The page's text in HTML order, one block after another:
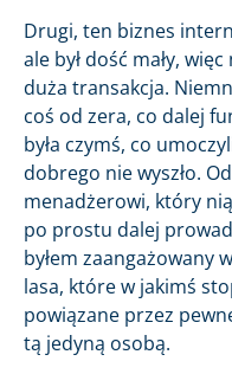
Drugi, ten biznes
ale był dość mały,
duża transakcja.
coś od zera, co dalej
była czymś, co
dobrego nie wyszło.
menadżerowi, który
po prostu dalej
byłem zaangażowany
lasa, które w jakimś
powiązane przez
tą jedyną osobą.